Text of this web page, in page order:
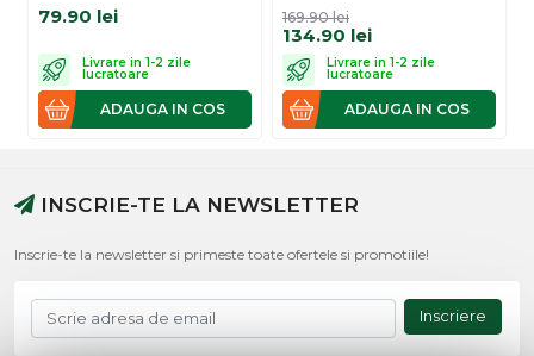
79.90 lei
Livrare in 1-2 zile
lucratoare
ADAUGA IN COS
134.90 lei
169.90 lei
Livrare in 1-2 zile
lucratoare
ADAUGA IN COS
INSCRIE-TE LA NEWSLETTER
Inscrie-te la newsletter si primeste toate ofertele si promotiile!
Inscriere